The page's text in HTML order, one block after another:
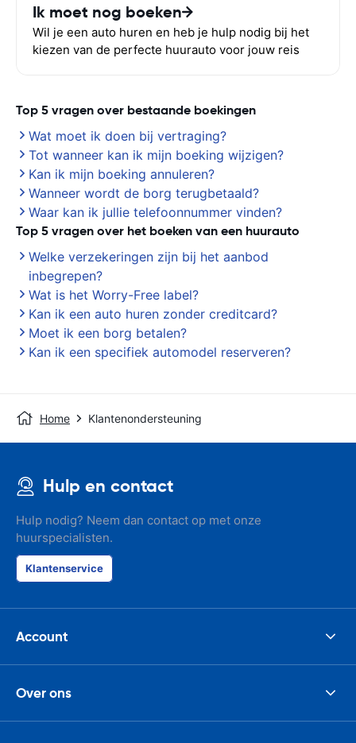
Ik moet nog boeken
Wil je een auto huren en heb je hulp nodig bij het
kiezen van de perfecte huurauto voor jouw reis
Top 5 vragen over bestaande boekingen
Wat moet ik doen bij vertraging?
Tot wanneer kan ik mijn boeking wijzigen?
Kan ik mijn boeking annuleren?
Wanneer wordt de borg terugbetaald?
Waar kan ik jullie telefoonnummer vinden?
Top 5 vragen over het boeken van een huurauto
Welke verzekeringen zijn bij het aanbod
inbegrepen?
Wat is het Worry-Free label?
Kan ik een auto huren zonder creditcard?
Moet ik een borg betalen?
Kan ik een specifiek automodel reserveren?
Home Klantenondersteuning
Hulp en contact
Hulp nodig? Neem dan contact op met onze
huurspecialisten.
Klantenservice
Account
Over ons